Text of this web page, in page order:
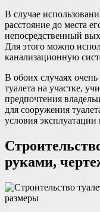
В случае
расстояние до места
непосредственный
Для этого можно
канализационную
В обоих случаях
туалета на участке,
предпочтения
для сооружения
условия эксплуатации
руками,